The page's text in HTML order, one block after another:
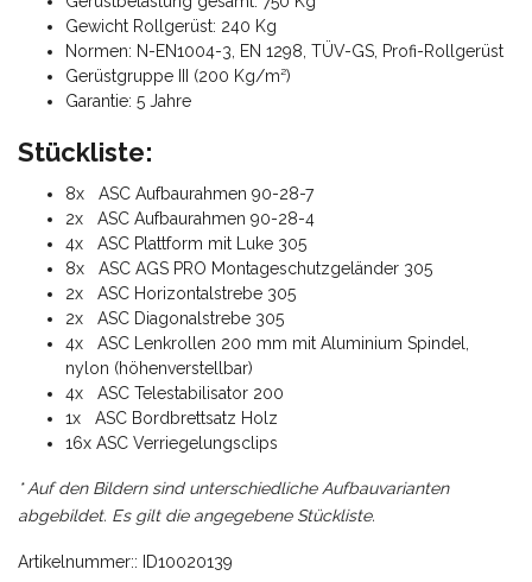
Gewicht Rollgerüst: 240 Kg
Normen: N-EN1004-3, EN 1298, TÜV-GS, Profi-Rollgerüst
Gerüstgruppe III (200 Kg/m²)
Garantie: 5 Jahre
Stückliste:
8x ASC Aufbaurahmen 90-28-7
2x ASC Aufbaurahmen 90-28-4
4x ASC Plattform mit Luke 305
8x ASC AGS PRO Montageschutzgeländer 305
2x ASC Horizontalstrebe 305
2x ASC Diagonalstrebe 305
4x ASC Lenkrollen 200 mm mit Aluminium Spindel,
nylon (höhenverstellbar)
4x ASC Telestabilisator 200
1x ASC Bordbrettsatz Holz
16x ASC Verriegelungsclips
* Auf den Bildern sind unterschiedliche Aufbauvarianten
abgebildet. Es gilt die angegebene Stückliste.
Artikelnummer:: ID10020139